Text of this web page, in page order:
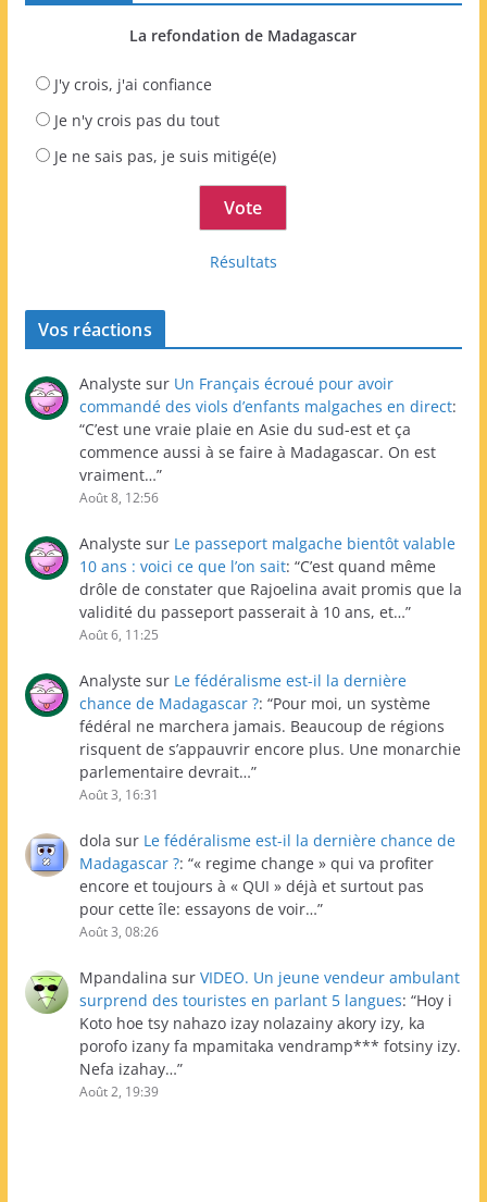
La refondation de Madagascar
J'y crois, j'ai confiance
Je n'y crois pas du tout
Je ne sais pas, je suis mitigé(e)
Résultats
Vos réactions
Analyste sur Un Français écroué pour avoir
commandé des viols d’enfants malgaches en direct:
“C’est une vraie plaie en Asie du sud-est et ça
commence aussi à se faire à Madagascar. On est
vraiment…”
Août 8, 12:56
Analyste sur Le passeport malgache bientôt valable
10 ans : voici ce que l’on sait: “C’est quand même
drôle de constater que Rajoelina avait promis que la
validité du passeport passerait à 10 ans, et…”
Août 6, 11:25
Analyste sur Le fédéralisme est-il la dernière
chance de Madagascar ?: “Pour moi, un système
fédéral ne marchera jamais. Beaucoup de régions
risquent de s’appauvrir encore plus. Une monarchie
parlementaire devrait…”
Août 3, 16:31
dola sur Le fédéralisme est-il la dernière chance de
Madagascar ?: “« regime change » qui va profiter
encore et toujours à « QUI » déjà et surtout pas
pour cette île: essayons de voir…”
Août 3, 08:26
Mpandalina sur VIDEO. Un jeune vendeur ambulant
surprend des touristes en parlant 5 langues: “Hoy i
Koto hoe tsy nahazo izay nolazainy akory izy, ka
porofo izany fa mpamitaka vendramp*** fotsiny izy.
Nefa izahay…”
Août 2, 19:39